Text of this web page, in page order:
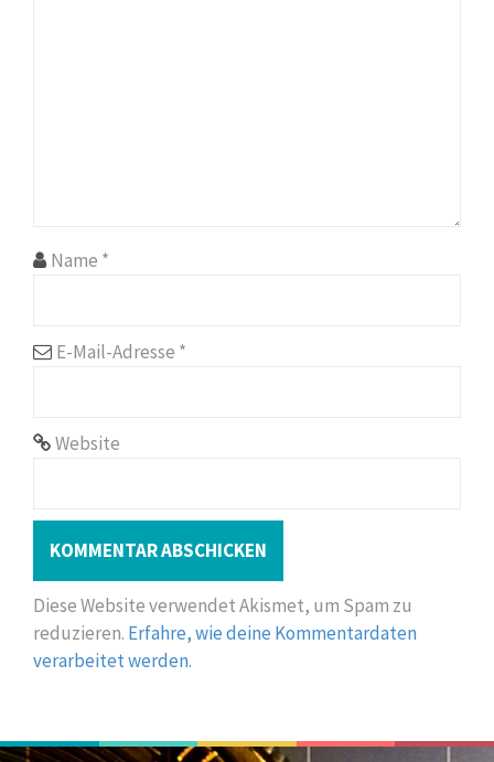
Name *
E-Mail-Adresse *
Website
Diese Website verwendet Akismet, um Spam zu
reduzieren. Erfahre, wie deine Kommentardaten
verarbeitet werden.